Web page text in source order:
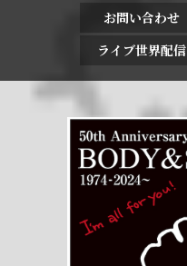
お問い合わせ
ライブ世界配信